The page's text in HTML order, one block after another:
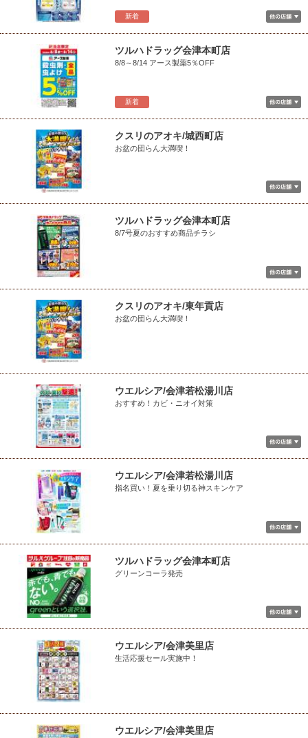
新着
新着
ツルハドラッグ会津本町店
8/8～8/14 アース製薬5％OFF
クスリのアオキ/城西町店
お盆の団らん大満喫！
ツルハドラッグ会津本町店
8/7号夏のおすすめ商品チラシ
クスリのアオキ/東年貢店
お盆の団らん大満喫！
ウエルシア/会津若松湯川店
おすすめ！カビ・ニオイ対策
ウエルシア/会津若松湯川店
指名買い！夏を乗り切る神スキンケア
ツルハドラッグ会津本町店
グリーンコーラ発売
ウエルシア/会津美里店
生活応援セール実施中！
ウエルシア/会津美里店